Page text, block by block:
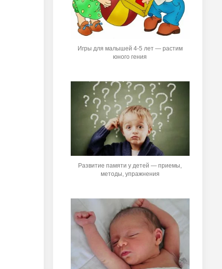
Игры для малышей 4-5 лет — растим
юного гения
Развитие памяти у детей — приемы,
методы, упражнения